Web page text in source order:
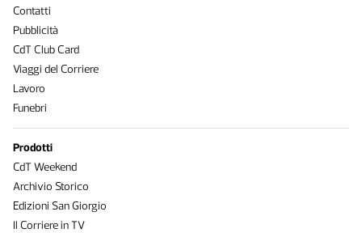
Contatti
Pubblicità
CdT Club Card
Viaggi del Corriere
Lavoro
Funebri
Prodotti
CdT Weekend
Archivio Storico
Edizioni San Giorgio
Il Corriere in TV